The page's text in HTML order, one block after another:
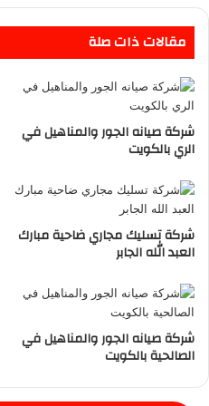
مقالات ذات صلة
شركة صيانه الجور والمناهيل في
الري بالكويت
شركة تسليك مجاري ضاحية مبارك
العبد الله الجابر
شركة صيانه الجور والمناهيل في
الصالحية بالكويت